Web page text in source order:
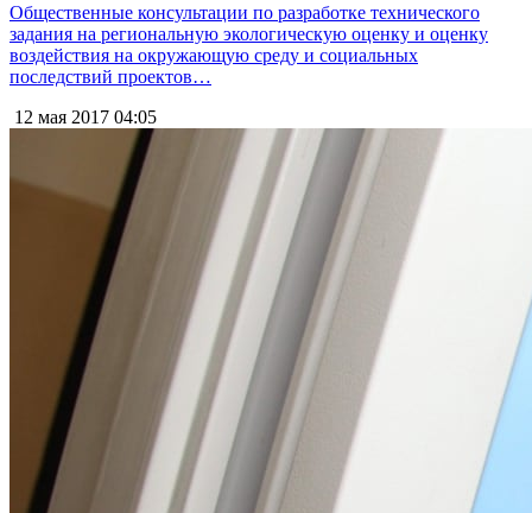
Общественные консультации по разработке технического
задания на региональную экологическую оценку и оценку
воздействия на окружающую среду и социальных
последствий проектов…
12 мая 2017 04:05